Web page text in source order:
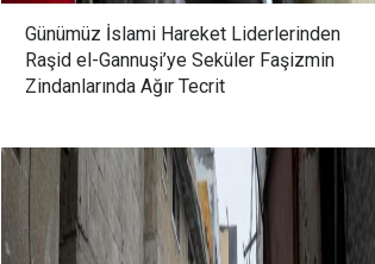
yıllarda yoğun olarak
milliyetçilik ve ulus-devlet
kavramlarını sorgulayan
İslamcılar, Ak Parti iktidarıyla
birlikte daha devletçi,
İşgal
Büyüyen
Günümüz İslami Hareket Liderlerinden
Raşid el-Gannuşi’ye Seküler Faşizmin
Zindanlarında Ağır Tecrit